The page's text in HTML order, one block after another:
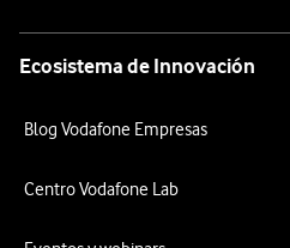
Ecosistema de Innovación
Blog Vodafone Empresas
Centro Vodafone Lab